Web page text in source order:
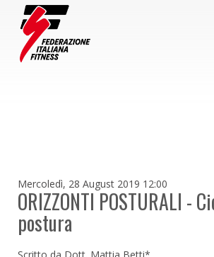
Mercoledì, 28 August 2019 12:00
ORIZZONTI POSTURALI -
postura